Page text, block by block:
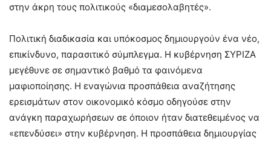
στην άκρη τους πολιτικούς «διαμεσολαβητές».
Πολιτική διαδικασία και υπόκοσμος δημιουργούν ένα νέο,
επικίνδυνο, παρασιτικό σύμπλεγμα. Η κυβέρνηση ΣΥΡΙΖΑ
μεγέθυνε σε σημαντικό βαθμό τα φαινόμενα
μαφιοποίησης. Η εναγώνια προσπάθεια αναζήτησης
ερεισμάτων στον οικονομικό κόσμο οδηγούσε στην
ανάγκη παραχωρήσεων σε όποιον ήταν διατεθειμένος να
«επενδύσει» στην κυβέρνηση. Η προσπάθεια δημιουργίας